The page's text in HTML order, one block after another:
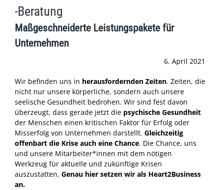
-Beratung
Maßgeschneiderte Leistungspakete für
Unternehmen
6. April 2021
Wir befinden uns in herausfordernden Zeiten. Zeiten, die
nicht nur unsere körperliche, sondern auch unsere
seelische Gesundheit bedrohen. Wir sind fest davon
überzeugt, dass gerade jetzt die psychische Gesundheit
der Menschen einen kritischen Faktor für Erfolg oder
Misserfolg von Unternehmen darstellt. Gleichzeitig
offenbart die Krise auch eine Chance. Die Chance, uns
und unsere Mitarbeiter*innen mit dem nötigen
Werkzeug für aktuelle und zukünftige Krisen
auszustatten. Genau hier setzen wir als Heart2Business
an.